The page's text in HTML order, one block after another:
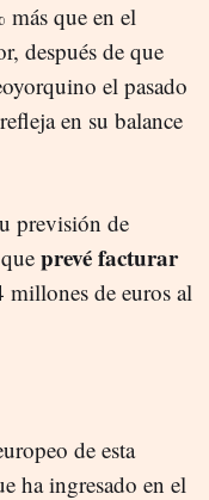
más que en el
después de que
el pasado
en su balance
previsión de
prevé facturar
millones de euros al
de esta
ha ingresado en el